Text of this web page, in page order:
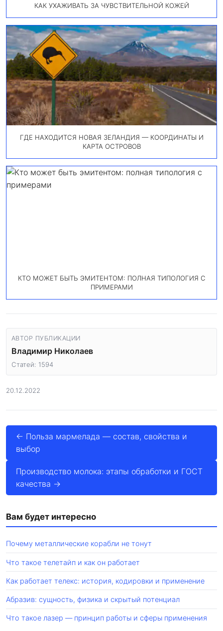
КАК УХАЖИВАТЬ ЗА ЧУВСТВИТЕЛЬНОЙ КОЖЕЙ
ГДЕ НАХОДИТСЯ НОВАЯ ЗЕЛАНДИЯ — КООРДИНАТЫ И
КАРТА ОСТРОВОВ
КТО МОЖЕТ БЫТЬ ЭМИТЕНТОМ: ПОЛНАЯ ТИПОЛОГИЯ С
ПРИМЕРАМИ
АВТОР ПУБЛИКАЦИИ
Владимир Николаев
Статей: 1594
20.12.2022
← Польза мармелада — состав, свойства и
выбор
Производство молока: этапы обработки и ГОСТ
качества →
Вам будет интересно
Почему металлические корабли не тонут
Что такое телетайп и как он работает
Как работает телекс: история, кодировки и применение
Абразив: сущность, физика и скрытый потенциал
Что такое лазер — принцип работы и сферы применения